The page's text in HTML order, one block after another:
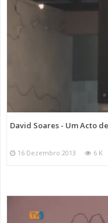
David Soares - Um Acto
16 Dezembro 2013 6 K